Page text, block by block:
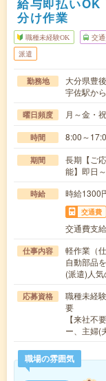
給与即払いOK
分け作業
職種未経験OK 交
派遣
勤務地
大分県豊
宇佐駅か
曜日頻度 月～金・祝
時間 8:00～
期間
長期【ご
能】即日～
時給 時給1300
交通費
交通費支
仕事内容
軽作業（
自動部品
(派遣)人
応募資格
職種未経
要
【来社不
ー、主婦
職場の雰囲気